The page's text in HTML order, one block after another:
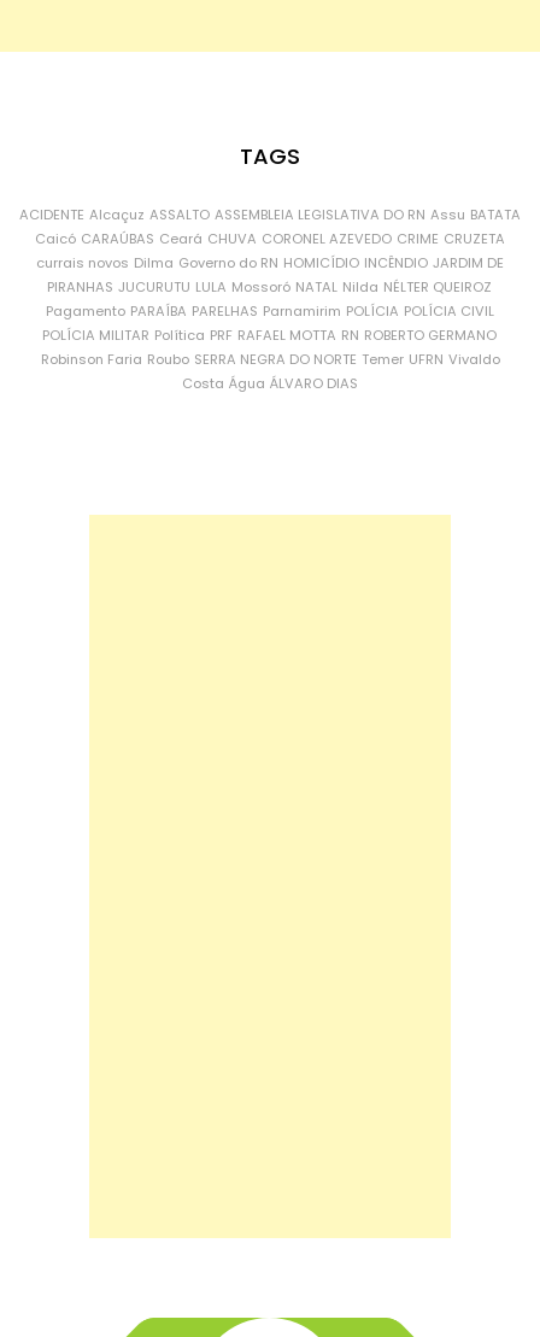
TAGS
ACIDENTE Alcaçuz ASSALTO ASSEMBLEIA LEGISLATIVA DO RN Assu BATATA
Caicó CARAÚBAS Ceará CHUVA CORONEL AZEVEDO CRIME CRUZETA
currais novos Dilma Governo do RN HOMICÍDIO INCÊNDIO JARDIM DE
PIRANHAS JUCURUTU LULA Mossoró NATAL Nilda NÉLTER QUEIROZ
Pagamento PARAÍBA PARELHAS Parnamirim POLÍCIA POLÍCIA CIVIL
POLÍCIA MILITAR Política PRF RAFAEL MOTTA RN ROBERTO GERMANO
Robinson Faria Roubo SERRA NEGRA DO NORTE Temer UFRN Vivaldo
Costa Água ÁLVARO DIAS